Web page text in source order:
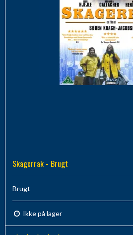
Skagerrak - Brugt
Brugt
Ikke på lager